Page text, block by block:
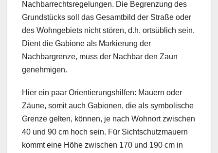
Nachbarrechtsregelungen. Die Begrenzung des
Grundstücks soll das Gesamtbild der Straße oder
des Wohngebiets nicht stören, d.h. ortsüblich sein.
Dient die Gabione als Markierung der
Nachbargrenze, muss der Nachbar den Zaun
genehmigen.
Hier ein paar Orientierungshilfen: Mauern oder
Zäune, somit auch Gabionen, die als symbolische
Grenze gelten, können, je nach Wohnort zwischen
40 und 90 cm hoch sein. Für Sichtschutzmauern
kommt eine Höhe zwischen 170 und 190 cm in